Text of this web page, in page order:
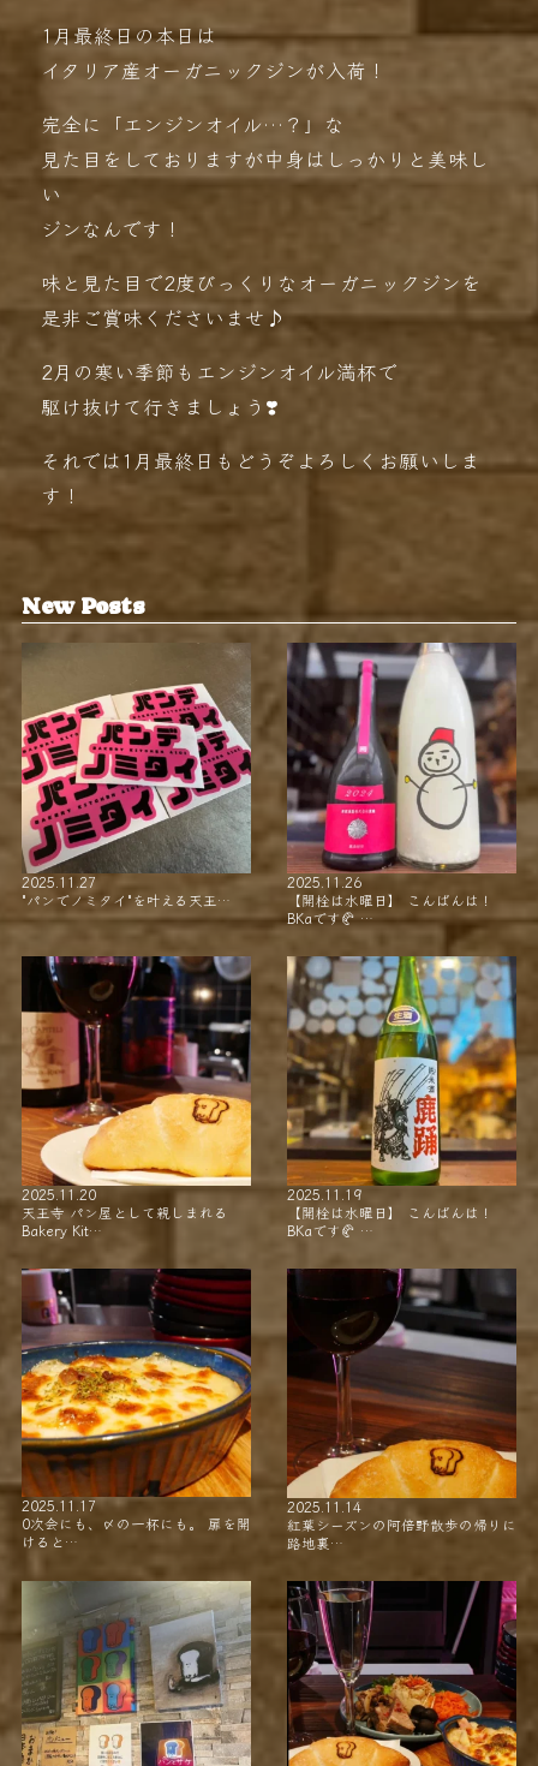
1月最終日の本日は
イタリア産オーガニックジンが入荷！
完全に「エンジンオイル…？」な
見た目をしておりますが中身はしっかりと美味し
い
ジンなんです！
味と見た目で2度びっくりなオーガニックジンを
是非ご賞味くださいませ♪
2月の寒い季節もエンジンオイル満杯で
駆け抜けて行きましょう❣️
それでは1月最終日もどうぞよろしくお願いしま
す！
New Posts
2025.11.27
"パンでノミタイ"を叶える天王…
2025.11.26
【開栓は水曜日】 こんばんは！
BKaです🥐 …
2025.11.20
天王寺 パン屋として親しまれる
Bakery Kit…
2025.11.19
【開栓は水曜日】 こんばんは！
BKaです🥐 …
2025.11.17
0次会にも、〆の一杯にも。 扉を開
けると…
2025.11.14
紅葉シーズンの阿倍野散歩の帰りに
路地裏…